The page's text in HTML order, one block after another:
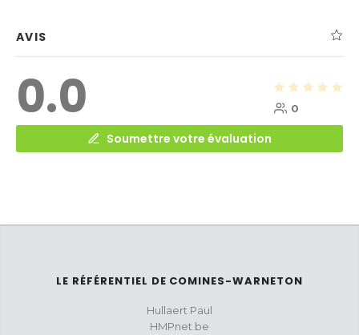
AVIS
0.0 0
Soumettre votre évaluation
LE RÉFÉRENTIEL DE COMINES-WARNETON
Hullaert Paul
HMPnet.be